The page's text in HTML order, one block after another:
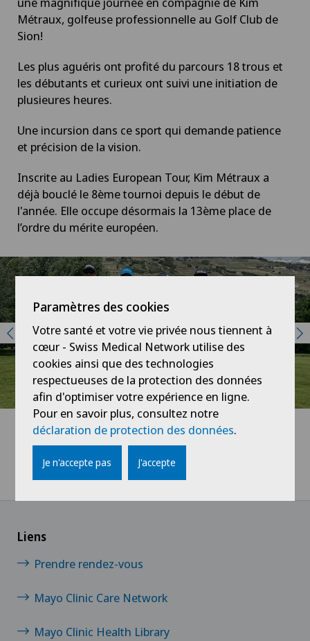
Métraux, golfeuse professionnelle au Golf Club de
Sion!
Les plus aguéris ont profité du parcours 18 trous et
les débutants et curieux ont suivi une initiation de
plusieures heures.
Une incursion dans ce sport qui demande patience
et précision de la vision.
Inscrite au Ladies European Tour, Kim Métraux a
déjà bouclé le 8ème tournoi depuis le début de
l'année. Elle occupe désormais la 13ème place de
l’ordre du mérite européen.
Swiss Visio
Actualités / Événements
Une journée aux côtés de Kim Métraux
Liens
Prendre rendez-vous
Mayo Clinic Care Network
Mayo Clinic Health Library
Paramètres des cookies
Votre santé et votre vie privée nous tiennent à
cœur - Swiss Medical Network utilise des
cookies ainsi que des technologies
respectueuses de la protection des données
afin d'optimiser votre expérience en ligne.
Pour en savoir plus, consultez notre
déclaration de protection des données.
Je n'accepte pas J'accepte